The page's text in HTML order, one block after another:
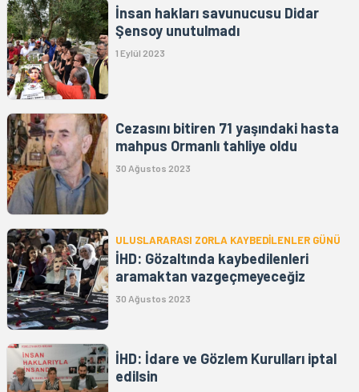
İnsan hakları savunucusu Didar
Şensoy unutulmadı
1 Eylül 2023
Cezasını bitiren 71 yaşındaki hasta
mahpus Ormanlı tahliye oldu
30 Ağustos 2023
ULUSLARARASI ZORLA KAYBEDİLENLER GÜNÜ
İHD: Gözaltında kaybedilenleri
aramaktan vazgeçmeyeceğiz
30 Ağustos 2023
İHD: İdare ve Gözlem Kurulları iptal
edilsin